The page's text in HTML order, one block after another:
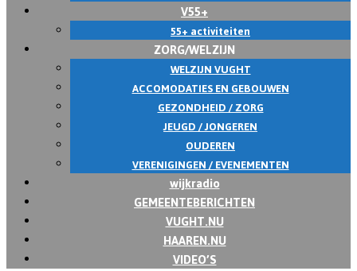
V55+
55+ activiteiten
ZORG/WELZIJN
WELZIJN VUGHT
ACCOMODATIES EN GEBOUWEN
GEZONDHEID / ZORG
JEUGD / JONGEREN
OUDEREN
VERENIGINGEN / EVENEMENTEN
wijkradio
GEMEENTEBERICHTEN
VUGHT.NU
HAAREN.NU
VIDEO’S